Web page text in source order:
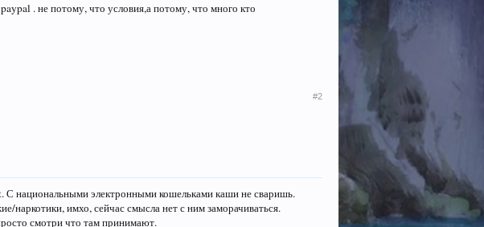
. не потому, что условия,а потому, что много кто
#2
национальными электронными кошельками каши не сваришь.
наркотики, имхо, сейчас смысла нет с ним заморачиваться.
смотри что там принимают.